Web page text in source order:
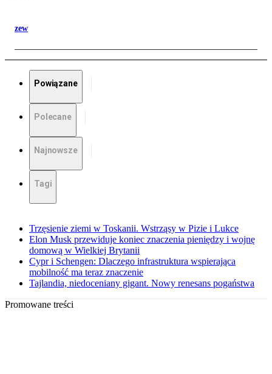
zew
Powiązane
Polecane
Najnowsze
Tagi
Trzęsienie ziemi w Toskanii. Wstrząsy w Pizie i Lukce
Elon Musk przewiduje koniec znaczenia pieniędzy i wojnę
domową w Wielkiej Brytanii
Cypr i Schengen: Dlaczego infrastruktura wspierająca
mobilność ma teraz znaczenie
Tajlandia, niedoceniany gigant. Nowy renesans pogaństwa
Promowane treści